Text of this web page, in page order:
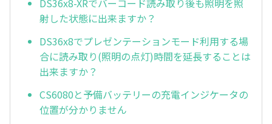
DS36x8-XRでバーコード読み取り後も照明を照
射した状態に出来ますか？
DS36x8でプレゼンテーションモード利用する場
合に読み取り(照明の点灯)時間を延長することは
出来ますか？
CS6080と予備バッテリーの充電インジケータの
位置が分かりません